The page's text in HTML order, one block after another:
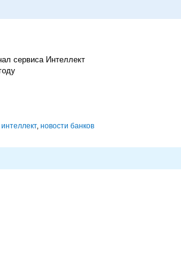
сервиса Интеллект
, новости банков